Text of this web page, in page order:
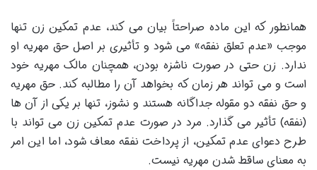
همانطور که این ماده صراحتاً بیان می کند، عدم تمکین زن تنها
موجب «عدم تعلق نفقه» می شود و تأثیری بر اصل حق مهریه او
ندارد. زن حتی در صورت ناشزه بودن، همچنان مالک مهریه خود
است و می تواند هر زمان که بخواهد آن را مطالبه کند. حق مهریه
و حق نفقه دو مقوله جداگانه هستند و نشوز، تنها بر یکی از آن ها
(نفقه) تأثیر می گذارد. مرد در صورت عدم تمکین زن می تواند با
طرح دعوای عدم تمکین، از پرداخت نفقه معاف شود، اما این امر
به معنای ساقط شدن مهریه نیست.